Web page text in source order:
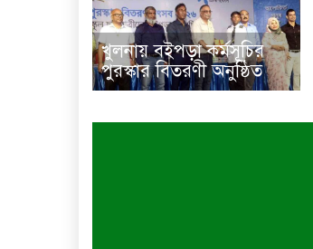
খুলনায় বইপড়া কর্মসূচির
পুরস্কার বিতরণী অনুষ্ঠিত